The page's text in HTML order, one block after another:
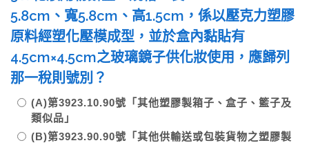
5.8cm、寬5.8cm、高1.5cm，係以壓克力塑膠
原料經塑化壓模成型，並於盒內黏貼有
4.5cm×4.5cm之玻璃鏡子供化妝使用，應歸列
那一稅則號別？
(A)第3923.10.90號「其他塑膠製箱子、盒子、籃子及
類似品」
(B)第3923.90.90號「其他供輸送或包裝貨物之塑膠製